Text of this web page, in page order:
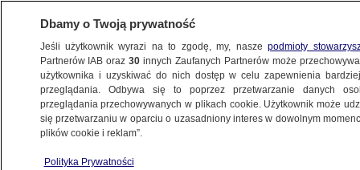
Dbamy o Twoją prywatność
Jeśli użytkownik wyrazi na to zgodę, my, naszepodmioty
Partnerów IAB oraz30 innych Zaufanych Partnerów może
użytkownika i uzyskiwać do nich dostęp w celu zapewnienia
przeglądania. Odbywa się to poprzez przetwarzanie danych
przeglądania przechowywanych w plikach cookie. Użytkownik może
się przetwarzaniu w oparciu o uzasadniony interes w dowolnym
plików cookie i reklam”.
Polityka Prywatności